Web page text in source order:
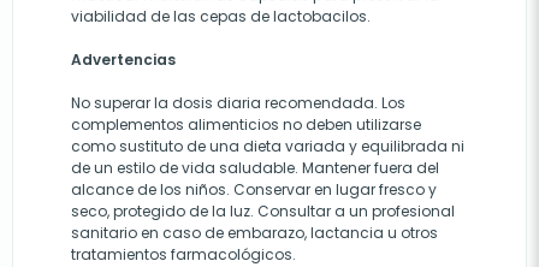
viabilidad de las cepas de lactobacilos.
Advertencias
No superar la dosis diaria recomendada. Los
complementos alimenticios no deben utilizarse
como sustituto de una dieta variada y equilibrada ni
de un estilo de vida saludable. Mantener fuera del
alcance de los niños. Conservar en lugar fresco y
seco, protegido de la luz. Consultar a un profesional
sanitario en caso de embarazo, lactancia u otros
tratamientos farmacológicos.